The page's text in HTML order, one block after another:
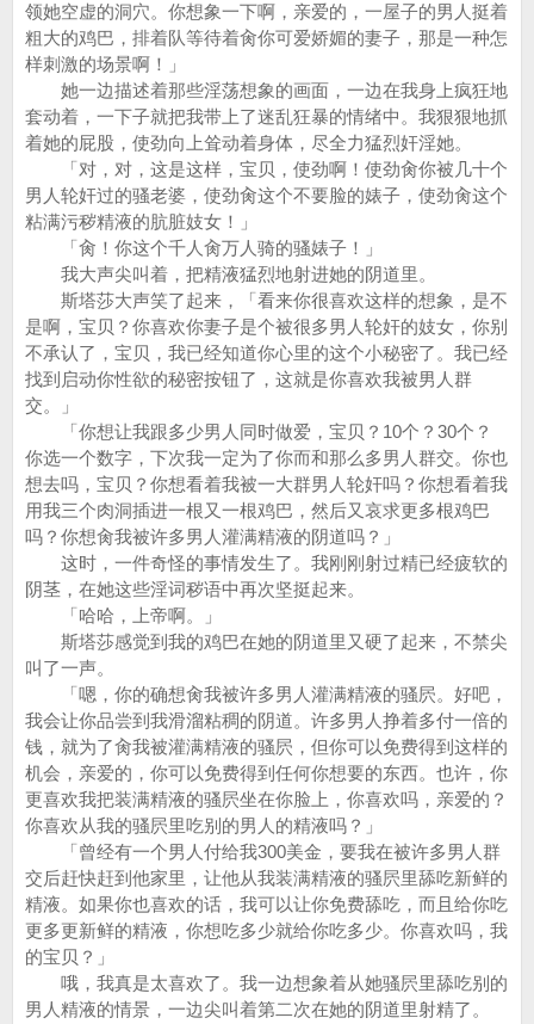
领她空虚的洞穴。你想象一下啊，亲爱的，一屋子的男人挺着
粗大的鸡巴，排着队等待着肏你可爱娇媚的妻子，那是一种怎
样刺激的场景啊！」
她一边描述着那些淫荡想象的画面，一边在我身上疯狂地
套动着，一下子就把我带上了迷乱狂暴的情绪中。我狠狠地抓
着她的屁股，使劲向上耸动着身体，尽全力猛烈奸淫她。
「对，对，这是这样，宝贝，使劲啊！使劲肏你被几十个
男人轮奸过的骚老婆，使劲肏这个不要脸的婊子，使劲肏这个
粘满污秽精液的肮脏妓女！」
「肏！你这个千人肏万人骑的骚婊子！」
我大声尖叫着，把精液猛烈地射进她的阴道里。
斯塔莎大声笑了起来，「看来你很喜欢这样的想象，是不
是啊，宝贝？你喜欢你妻子是个被很多男人轮奸的妓女，你别
不承认了，宝贝，我已经知道你心里的这个小秘密了。我已经
找到启动你性欲的秘密按钮了，这就是你喜欢我被男人群
交。」
「你想让我跟多少男人同时做爱，宝贝？10个？30个？
你选一个数字，下次我一定为了你而和那么多男人群交。你也
想去吗，宝贝？你想看着我被一大群男人轮奸吗？你想看着我
用我三个肉洞插进一根又一根鸡巴，然后又哀求更多根鸡巴
吗？你想肏我被许多男人灌满精液的阴道吗？」
这时，一件奇怪的事情发生了。我刚刚射过精已经疲软的
阴茎，在她这些淫词秽语中再次坚挺起来。
「哈哈，上帝啊。」
斯塔莎感觉到我的鸡巴在她的阴道里又硬了起来，不禁尖
叫了一声。
「嗯，你的确想肏我被许多男人灌满精液的骚屄。好吧，
我会让你品尝到我滑溜粘稠的阴道。许多男人挣着多付一倍的
钱，就为了肏我被灌满精液的骚屄，但你可以免费得到这样的
机会，亲爱的，你可以免费得到任何你想要的东西。也许，你
更喜欢我把装满精液的骚屄坐在你脸上，你喜欢吗，亲爱的？
你喜欢从我的骚屄里吃别的男人的精液吗？」
「曾经有一个男人付给我300美金，要我在被许多男人群
交后赶快赶到他家里，让他从我装满精液的骚屄里舔吃新鲜的
精液。如果你也喜欢的话，我可以让你免费舔吃，而且给你吃
更多更新鲜的精液，你想吃多少就给你吃多少。你喜欢吗，我
的宝贝？」
哦，我真是太喜欢了。我一边想象着从她骚屄里舔吃别的
男人精液的情景，一边尖叫着第二次在她的阴道里射精了。